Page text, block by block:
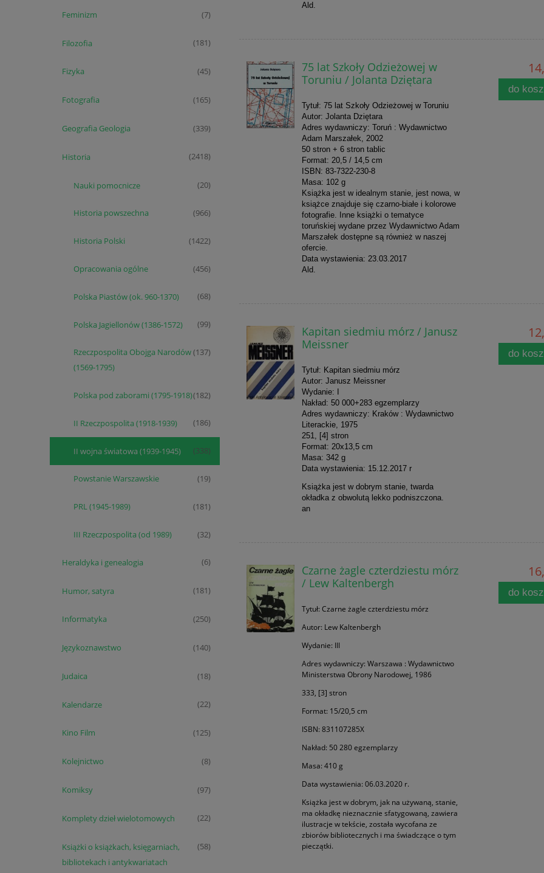
Feminizm (7)
Filozofia (181)
Fizyka (45)
Fotografia (165)
Geografia Geologia (339)
Historia (2418)
Nauki pomocnicze (20)
Historia powszechna (966)
Historia Polski (1422)
Opracowania ogólne (456)
Polska Piastów (ok. 960-1370) (68)
Polska Jagiellonów (1386-1572) (99)
Rzeczpospolita Obojga Narodów
(1569-1795)
(137)
Polska pod zaborami (1795-1918)(182)
II Rzeczpospolita (1918-1939) (186)
II wojna światowa (1939-1945) (338)
Powstanie Warszawskie (19)
PRL (1945-1989) (181)
III Rzeczpospolita (od 1989) (32)
Heraldyka i genealogia (6)
Humor, satyra (181)
Informatyka (250)
Językoznawstwo (140)
Judaica (18)
Kalendarze (22)
Kino Film (125)
Kolejnictwo (8)
Komiksy (97)
Komplety dzieł wielotomowych (22)
Książki o książkach, księgarniach,
bibliotekach i antykwariatach
(58)
Ald.
75 lat Szkoły Odzieżowej w
Toruniu / Jolanta Dziętara
Tytuł: 75 lat Szkoły Odzieżowej w Toruniu
Autor: Jolanta Dziętara
Adres wydawniczy: Toruń : Wydawnictwo
Adam Marszałek, 2002
50 stron + 6 stron tablic
Format: 20,5 / 14,5 cm
ISBN: 83-7322-230-8
Masa: 102 g
Książka jest w idealnym stanie, jest nowa, w
książce znajduje się czarno-białe i kolorowe
fotografie. Inne książki o tematyce
toruńskiej wydane przez Wydawnictwo Adam
Marszałek dostępne są również w naszej
ofercie.
Data wystawienia: 23.03.2017
Ald.
do
Kapitan siedmiu mórz / Janusz
Meissner
Tytuł: Kapitan siedmiu mórz
Autor: Janusz Meissner
Wydanie: I
Nakład: 50 000+283 egzemplarzy
Adres wydawniczy: Kraków : Wydawnictwo
Literackie, 1975
251, [4] stron
Format: 20x13,5 cm
Masa: 342 g
Data wystawienia: 15.12.2017 r
Książka jest w dobrym stanie, twarda
okładka z obwolutą lekko podniszczona.
an
do
Czarne żagle czterdziestu mórz
/ Lew Kaltenbergh
Tytuł: Czarne żagle czterdziestu mórz
Autor: Lew Kaltenbergh
Wydanie: III
Adres wydawniczy: Warszawa : Wydawnictwo
Ministerstwa Obrony Narodowej, 1986
333, [3] stron
Format: 15/20,5 cm
ISBN: 831107285X
Nakład: 50 280 egzemplarzy
Masa: 410 g
Data wystawienia: 06.03.2020 r.
Książka jest w dobrym, jak na używaną, stanie,
ma okładkę nieznacznie sfatygowaną, zawiera
ilustracje w tekście, została wycofana ze
zbiorów bibliotecznych i ma świadczące o tym
pieczątki.
do